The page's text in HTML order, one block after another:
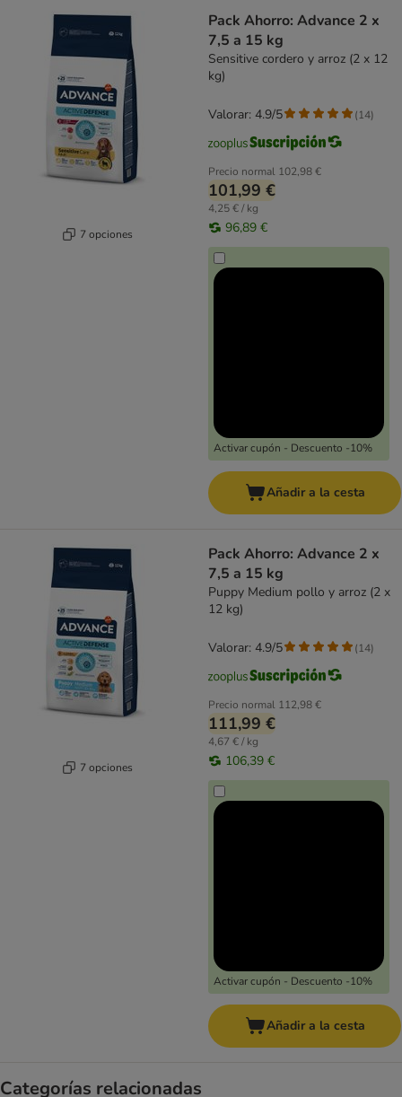
7 opciones
Pack Ahorro: Advance 2 x
7,5 a 15 kg
Sensitive cordero y arroz (2 x 12
kg)
Precio normal 102,98 €
101,99 €
4,25 € / kg
96,89 €
Activar cupón - Descuento -10%
Valorar: 4.9/5 (14)
Añadir a la cesta
7 opciones
Pack Ahorro: Advance 2 x
7,5 a 15 kg
Puppy Medium pollo y arroz (2 x
12 kg)
Precio normal 112,98 €
111,99 €
4,67 € / kg
106,39 €
Activar cupón - Descuento -10%
Valorar: 4.9/5 (14)
Añadir a la cesta
Categorías relacionadas